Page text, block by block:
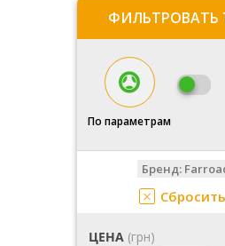
ФИЛЬТРОВАТЬ
По параметрам
Бренд:
ЦЕНА (грн)